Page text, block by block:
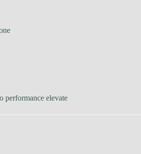
performance elevate